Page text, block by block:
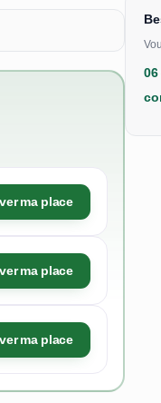
ma place
ma place
ma place
06